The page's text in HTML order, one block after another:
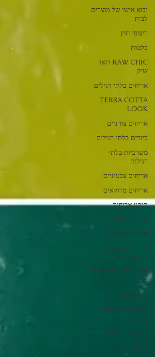
יבוא אישי של מוצרים
לבית
ריצופי חוץ
בלטות
RAW CHIC רואו
שיק
אריחים בלתי רגילים
TERRA COTTA
LOOK
אריחים צורניים
כיורים בלתי רגילים
משרביות בלתי
רגילות
אריחים צבעוניים
אריחים מרוקאים
תיקון אריחים
אריחים למטבח
אריחים לאמבט
אריחים מעוטרים
בסגנון מודרני
יבוא אישי של מוצרים
לבניה
בלטות מצוירות
משרביות במראה
מודרני
ריצוף טרה קוטה
ריצוף פיש-בון